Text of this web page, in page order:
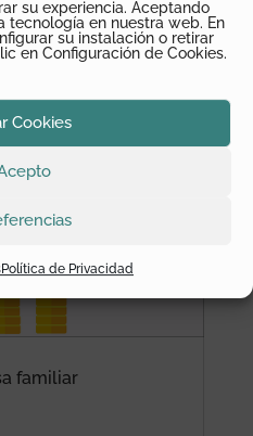
su experiencia. Aceptando
tecnología en nuestra web. En
su instalación o retirar
en Configuración de Cookies.
Cookies
Política de Privacidad
en los
familiar